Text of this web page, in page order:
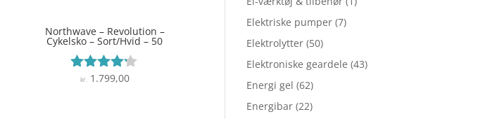
Northwave – Revolution –
Cykelsko – Sort/Hvid – 50
Vurderet
kr.1.799,00
Elektriske pumper (7)
Elektrolytter (50)
Elektroniske geardele (43)
Energi gel (62)
Energibar (22)